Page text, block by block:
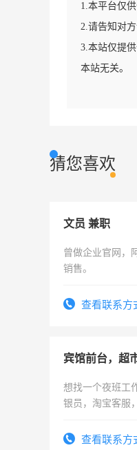
1.本平台仅
2.请告知对
3.本站仅提
本站无关。
猜您喜欢
文员 兼职
曾做企业官网，
销售。
查看联系方
想找一个夜班工
银员，淘宝客服
号同微信查看联系方